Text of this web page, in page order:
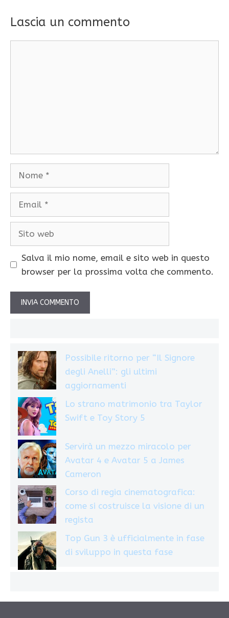
Lascia un commento
Salva il mio nome, email e sito web in questo
browser per la prossima volta che commento.
Possibile ritorno per “Il Signore
degli Anelli”: gli ultimi
aggiornamenti
Lo strano matrimonio tra Taylor
Swift e Toy Story 5
Servirà un mezzo miracolo per
Avatar 4 e Avatar 5 a James
Cameron
Corso di regia cinematografica:
come si costruisce la visione di un
regista
Top Gun 3 è ufficialmente in fase
di sviluppo in questa fase